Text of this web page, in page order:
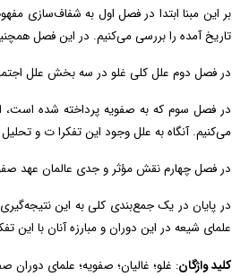
بر این مبنا ابتدا در فصل اول به شفاف‌سازی
تاریخ آمده را بررسی می‌کنیم. در این فصل
در فصل دوم علل کلی غلو در سه بخش علل
در فصل سوم که به صفویه پرداخته شده است،
می‌کنیم. آنگاه به علل وجود این تفکرا ت و
در فصل چهارم نقش مؤثر و جدی عالمان عهد
در پایان در یک جمع‌بندی کلی به این
علمای شیعه در این دوران و مبارزه آنان با
کلید واژگان: غلو؛ غالیان؛ صفویه؛ علمای دوران